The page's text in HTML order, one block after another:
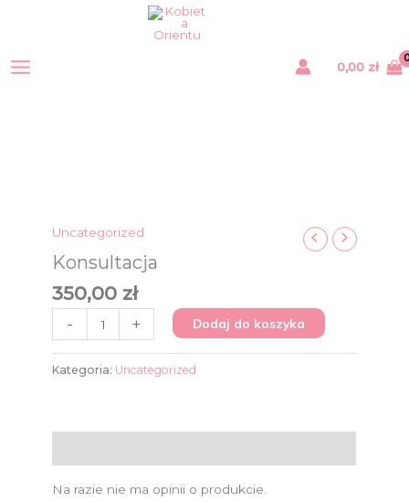
0,00 zł
Uncategorized
Konsultacja
350,00 zł
- + Dodaj do koszyka
Kategoria: Uncategorized
Na razie nie ma opinii o produkcie.